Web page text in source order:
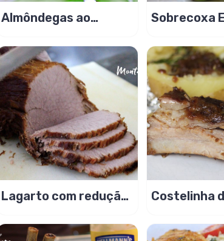
Almôndegas ao
moída c/ azeitona!
Sobrecoxa
Lagarto com redução
Costelinha
Batatas